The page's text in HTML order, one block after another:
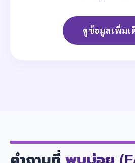
ดูข้อมูลเพิ่มเ